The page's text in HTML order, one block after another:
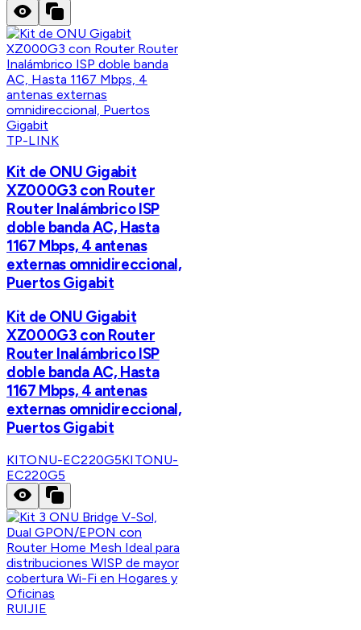
TP-LINK
Kit de ONU Gigabit
XZ000G3 con Router
Router Inalámbrico ISP
doble banda AC, Hasta
1167 Mbps, 4 antenas
externas omnidireccional,
Puertos Gigabit
Kit de ONU Gigabit
XZ000G3 con Router
Router Inalámbrico ISP
doble banda AC, Hasta
1167 Mbps, 4 antenas
externas omnidireccional,
Puertos Gigabit
KITONU-EC220G5KITONU-
EC220G5
RUIJIE